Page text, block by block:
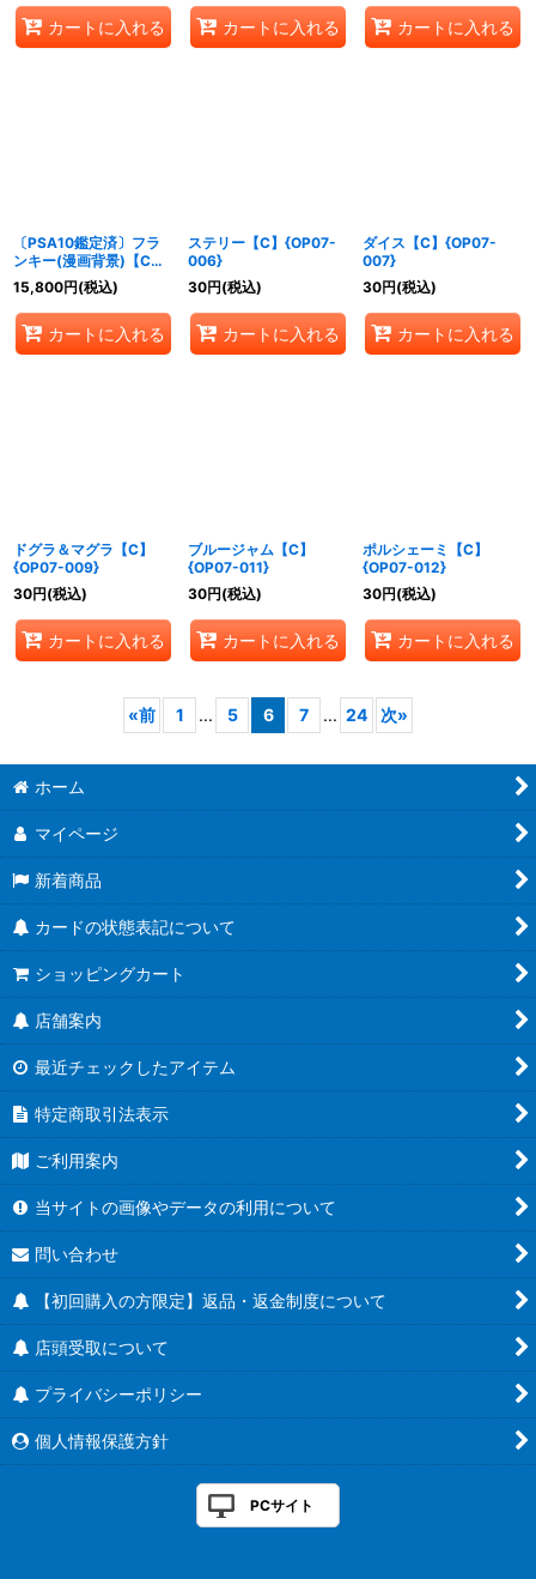
カートに入れる カートに入れる カートに入れる
〔PSA10鑑定済〕フラ
ンキー(漫画背景)【C】
{ST01-010}
15,800円(税込)
カートに入れる
ステリー【C】{OP07-
006}
30円(税込)
カートに入れる
ダイス【C】{OP07-
007}
30円(税込)
カートに入れる
ドグラ＆マグラ【C】
{OP07-009}
30円(税込)
カートに入れる
ブルージャム【C】
{OP07-011}
30円(税込)
カートに入れる
ポルシェーミ【C】
{OP07-012}
30円(税込)
カートに入れる
«前 1 ... 5 6 7 ... 24 次»
ホーム
マイページ
新着商品
カードの状態表記について
ショッピングカート
店舗案内
最近チェックしたアイテム
特定商取引法表示
ご利用案内
当サイトの画像やデータの利用について
問い合わせ
【初回購入の方限定】返品・返金制度について
店頭受取について
プライバシーポリシー
個人情報保護方針
PCサイト